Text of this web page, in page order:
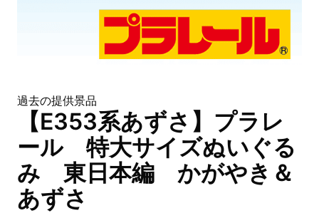
過去の提供景品
【E353系あずさ】プラレ
ール 特大サイズぬいぐる
み 東日本編 かがやき＆
あずさ